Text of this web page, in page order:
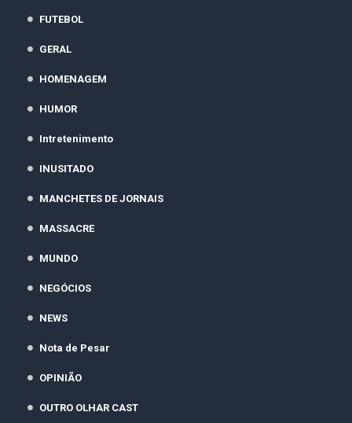
FUTEBOL
GERAL
HOMENAGEM
HUMOR
Intretenimento
INUSITADO
MANCHETES DE JORNAIS
MASSACRE
MUNDO
NEGÓCIOS
NEWS
Nota de Pesar
OPINIÃO
OUTRO OLHAR CAST